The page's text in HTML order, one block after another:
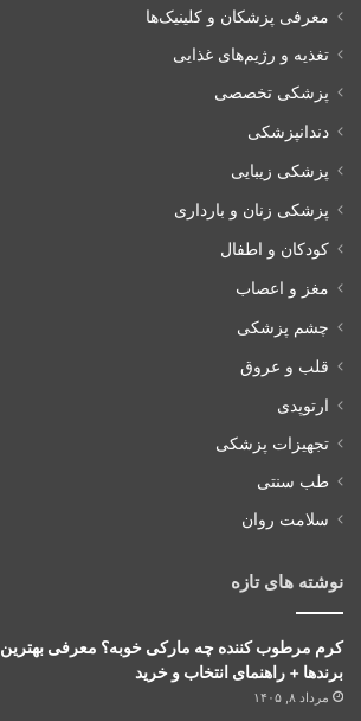
معرفی پزشکان و کلینیک‌ها
تغذیه و رژیم‌های غذایی
پزشکی تخصصی
دندانپزشکی
پزشکی زیبایی
پزشکی زنان و بارداری
کودکان و اطفال
مغز و اعصاب
چشم پزشکی
قلب و عروق
ارتوپدی
تجهیزات پزشکی
طب سنتی
سلامت روان
نوشته های تازه
کرم مرطوب کننده چه مارکی خوبه؟ معرفی بهترین
برندها + راهنمای انتخاب و خرید
مرداد ۸, ۱۴۰۵